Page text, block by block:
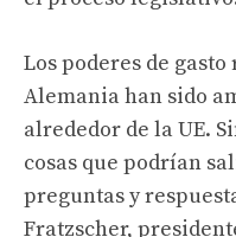
Los poderes de
Alemania han sido
alrededor de la UE.
cosas que podrían
preguntas y
Fratzscher,